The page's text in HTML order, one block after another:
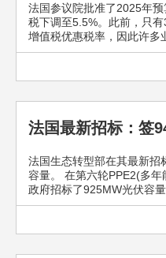
法国参议院批准了2025年
税下调至5.5%。此前，只
增值税优惠税率，因此许多
法国最新招标：签
法国生态转型部在其最新招
容量。 在第六轮PPE2(多
政府招标了925MW光伏容